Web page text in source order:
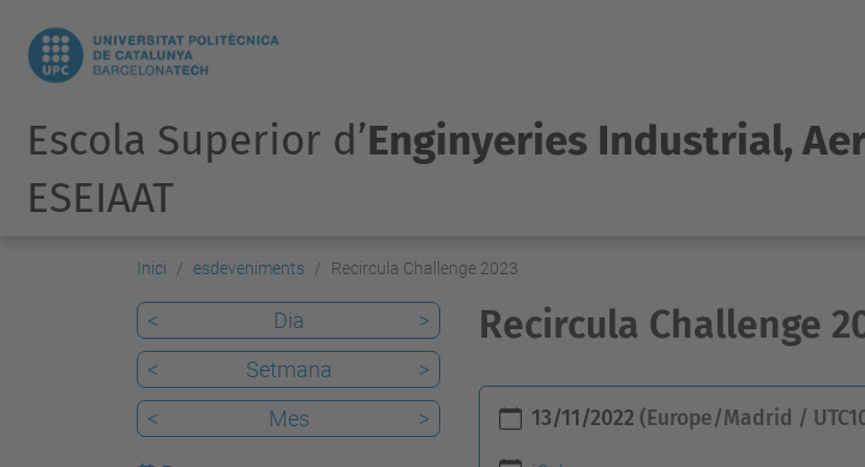
Escola Superior d’Enginyeries Industrial,
ESEIAAT
Inici esdeveniments Recircula Challenge 2023
Recircula Challenge
13/11/2022(Europe/Madrid /
< Dia
>
<
Setmana
>
<
Mes >